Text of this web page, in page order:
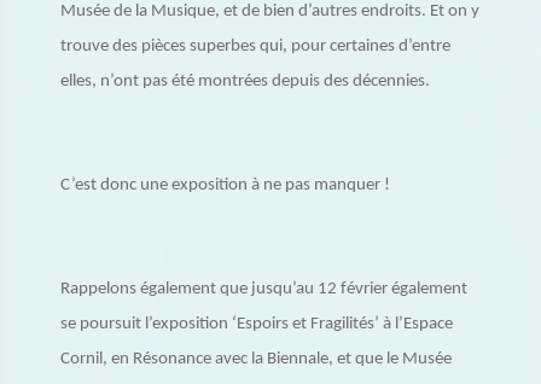
Musée de la Musique, et de bien d’autres endroits. Et on y
trouve des pièces superbes qui, pour certaines d’entre
elles, n’ont pas été montrées depuis des décennies.
C’est donc une exposition à ne pas manquer !
Rappelons également que jusqu’au 12 février également
se poursuit l’exposition ‘Espoirs et Fragilités’ à l’Espace
Cornil, en Résonance avec la Biennale, et que le Musée